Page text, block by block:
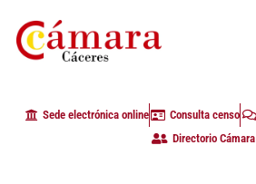
Sede electrónica online Consulta censo
Directorio Cámara